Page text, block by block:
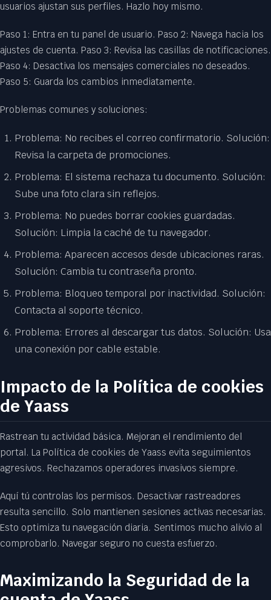
usuarios ajustan sus perfiles. Hazlo hoy mismo.
Paso 1: Entra en tu panel de usuario. Paso 2: Navega hacia los
ajustes de cuenta. Paso 3: Revisa las casillas de notificaciones.
Paso 4: Desactiva los mensajes comerciales no deseados.
Paso 5: Guarda los cambios inmediatamente.
Problemas comunes y soluciones:
Problema: No recibes el correo confirmatorio. Solución:
Revisa la carpeta de promociones.
Problema: El sistema rechaza tu documento. Solución:
Sube una foto clara sin reflejos.
Problema: No puedes borrar cookies guardadas.
Solución: Limpia la caché de tu navegador.
Problema: Aparecen accesos desde ubicaciones raras.
Solución: Cambia tu contraseña pronto.
Problema: Bloqueo temporal por inactividad. Solución:
Contacta al soporte técnico.
Problema: Errores al descargar tus datos. Solución: Usa
una conexión por cable estable.
Impacto de la Política de cookies
de Yaass
Rastrean tu actividad básica. Mejoran el rendimiento del
portal. La Política de cookies de Yaass evita seguimientos
agresivos. Rechazamos operadores invasivos siempre.
Aquí tú controlas los permisos. Desactivar rastreadores
resulta sencillo. Solo mantienen sesiones activas necesarias.
Esto optimiza tu navegación diaria. Sentimos mucho alivio al
comprobarlo. Navegar seguro no cuesta esfuerzo.
Maximizando la Seguridad de la